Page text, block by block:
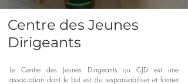
Centre des Jeunes
Dirigeants
Le Centre des Jeunes Dirigeants ou CJD est une
association dont le but est de responsabiliser et former